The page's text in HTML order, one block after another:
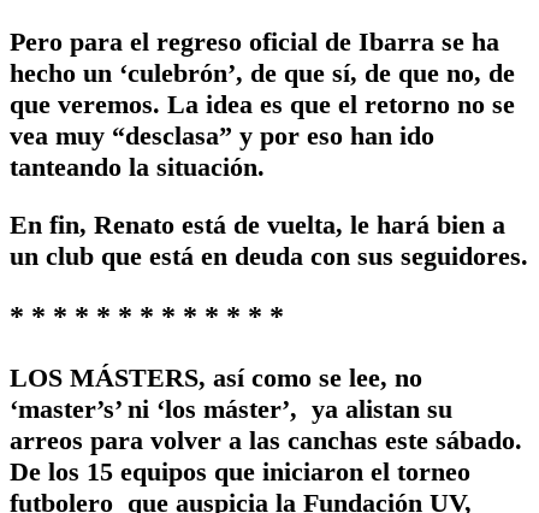
Pero para el regreso oficial de Ibarra se ha
hecho un ‘culebrón’, de que sí, de que no, de
que veremos. La idea es que el retorno no se
vea muy “desclasa” y por eso han ido
tanteando la situación.
En fin, Renato está de vuelta, le hará bien a
un club que está en deuda con sus seguidores.
* * * * * * * * * * * * *
LOS MÁSTERS, así como se lee, no
‘master’s’ ni ‘los máster’, ya alistan su
arreos para volver a las canchas este sábado.
De los 15 equipos que iniciaron el torneo
futbolero que auspicia la Fundación UV,